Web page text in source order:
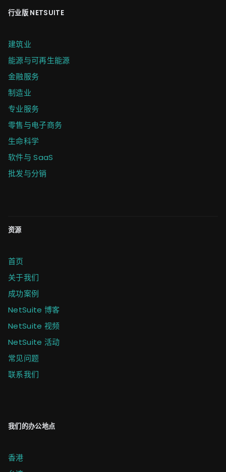
行业版 NETSUITE
建筑业
能源与可再生能源
金融服务
制造业
专业服务
零售与电子商务
生命科学
软件与 SaaS
批发与分销
资源
首页
关于我们
成功案例
NetSuite 博客
NetSuite 视频
NetSuite 活动
常见问题
联系我们
我们的办公地点
香港